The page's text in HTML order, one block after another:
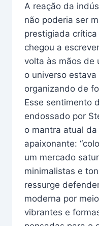
A reação da
não poderia ser
prestigiada
chegou a
volta às mãos de
o universo
organizando de
Esse sentimento
endossado por
o mantra atual
apaixonante:
um mercado
minimalistas e
ressurge
moderna por
vibrantes e